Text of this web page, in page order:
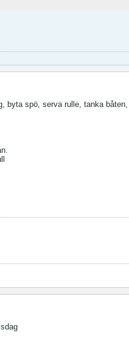
byta spö, serva rulle, tanka